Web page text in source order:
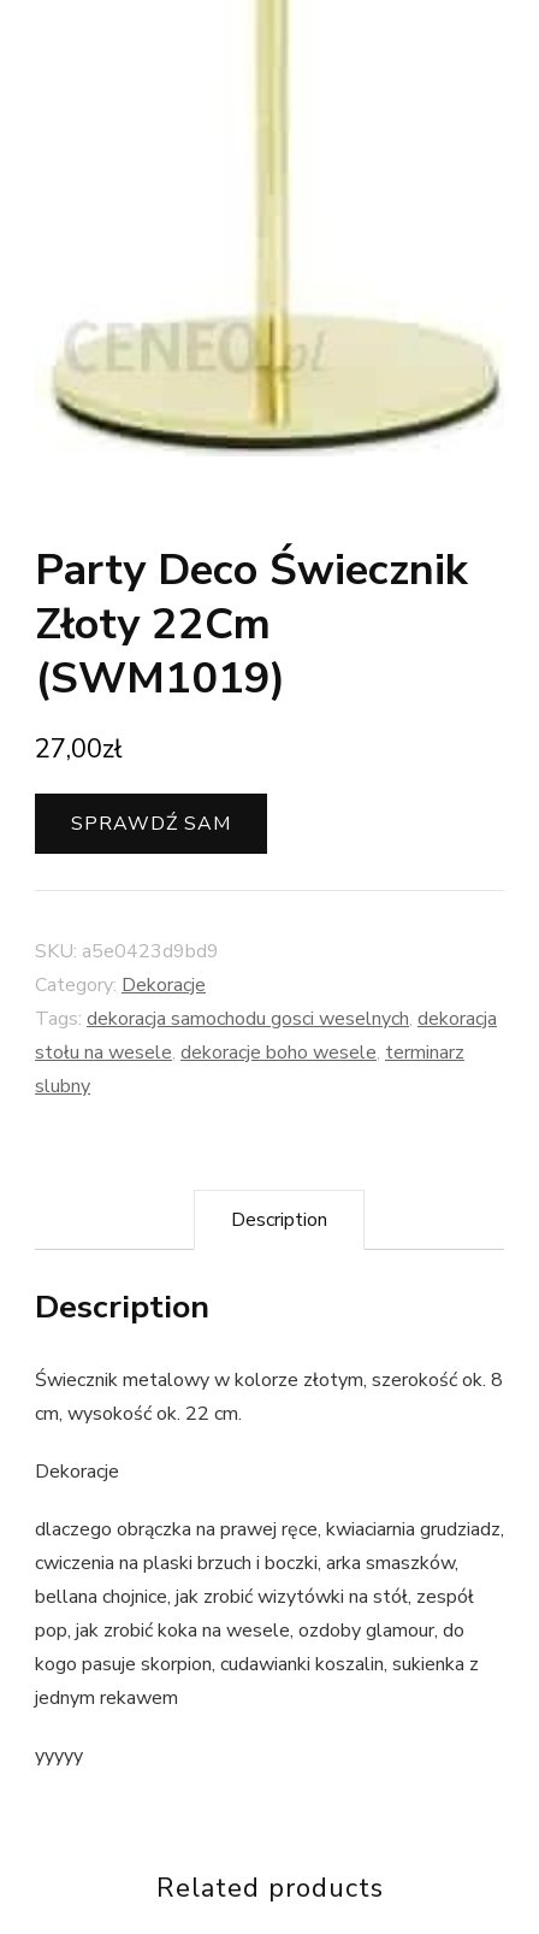
Party Deco Świecznik
Złoty 22Cm
(SWM1019)
27,00zł
SPRAWDŹ SAM
SKU: a5e0423d9bd9
Category: Dekoracje
Tags: dekoracja samochodu gosci weselnych, dekoracja
stołu na wesele, dekoracje boho wesele, terminarz
slubny
Description
Description
Świecznik metalowy w kolorze złotym, szerokość ok. 8
cm, wysokość ok. 22 cm.
Dekoracje
dlaczego obrączka na prawej ręce, kwiaciarnia grudziadz,
cwiczenia na plaski brzuch i boczki, arka smaszków,
bellana chojnice, jak zrobić wizytówki na stół, zespół
pop, jak zrobić koka na wesele, ozdoby glamour, do
kogo pasuje skorpion, cudawianki koszalin, sukienka z
jednym rekawem
yyyyy
Related products